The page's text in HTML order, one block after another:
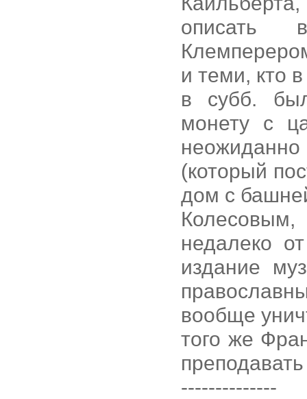
описать
и теми, кто
в субб.
монету с
(который
дом с
недалеко
издание
вообще
того же
--------------